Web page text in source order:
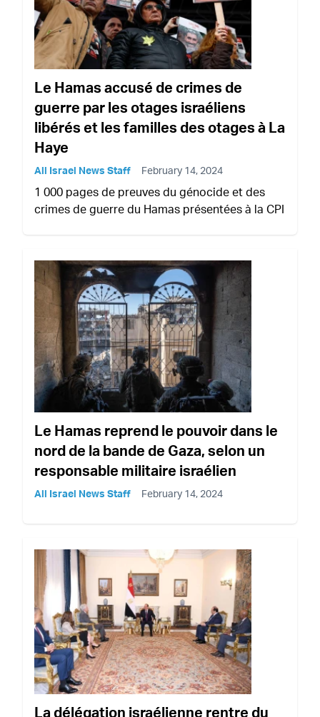
Le Hamas accusé de crimes de
guerre par les otages israéliens
libérés et les familles des otages à La
Haye
All Israel News Staff February 14, 2024
1 000 pages de preuves du génocide et des
crimes de guerre du Hamas présentées à la CPI
Le Hamas reprend le pouvoir dans le
nord de la bande de Gaza, selon un
responsable militaire israélien
All Israel News Staff February 14, 2024
La délégation israélienne rentre du